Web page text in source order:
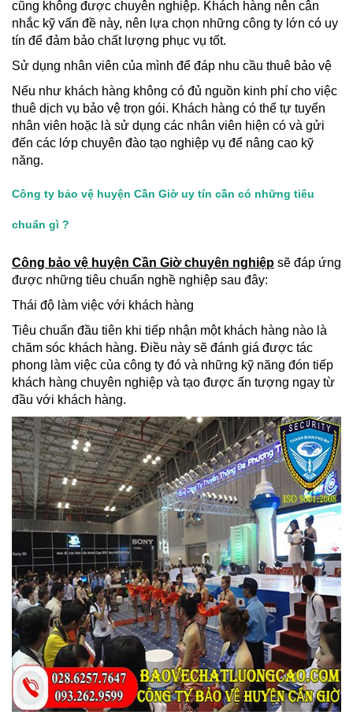
cũng không được chuyên nghiệp. Khách hàng nên cân
nhắc kỹ vấn đề này, nên lựa chọn những công ty lớn có uy
tín để đảm bảo chất lượng phục vụ tốt.
Sử dụng nhân viên của mình để đáp nhu cầu thuê bảo vệ
Nếu như khách hàng không có đủ nguồn kinh phí cho việc
thuê dịch vụ bảo vệ trọn gói. Khách hàng có thể tự tuyển
nhân viên hoặc là sử dụng các nhân viên hiện có và gửi
đến các lớp chuyên đào tạo nghiệp vụ để nâng cao kỹ
năng.
Công ty bảo vệ huyện Cần Giờ uy tín cần có những tiêu
chuẩn gì ?
Công bảo vệ huyện Cần Giờ chuyên nghiệp sẽ đáp ứng
được những tiêu chuẩn nghề nghiệp sau đây:
Thái độ làm việc với khách hàng
Tiêu chuẩn đầu tiên khi tiếp nhận một khách hàng nào là
chăm sóc khách hàng. Điều này sẽ đánh giá được tác
phong làm việc của công ty đó và những kỹ năng đón tiếp
khách hàng chuyên nghiệp và tạo được ấn tượng ngay từ
đầu với khách hàng.